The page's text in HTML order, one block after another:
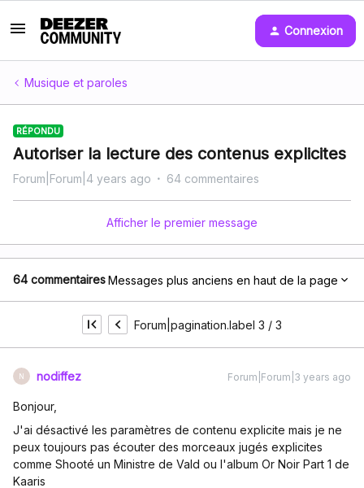
Connexion
Musique et paroles
RÉPONDU
Autoriser la lecture des contenus explicites
Forum|Forum|4 years ago 64 commentaires
Afficher le premier message
64 commentairesMessages plus anciens en haut de la page
Forum|pagination.label 3 / 3
N nodiffez Forum|Forum|3 years ago
Bonjour,
J'ai désactivé les paramètres de contenu explicite mais je ne
peux toujours pas écouter des morceaux jugés explicites
comme Shooté un Ministre de Vald ou l'album Or Noir Part 1 de
Kaaris